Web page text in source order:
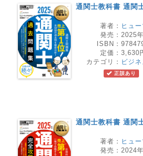
通関士教科書 通関
著者： ヒュ
発売： 2025
ISBN：
定価： 3,630
カテゴリ： ビジ
正誤あり
通関士教科書 通関
著者： ヒュ
発売： 2024